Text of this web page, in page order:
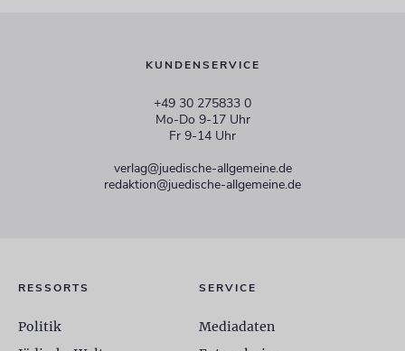
KUNDENSERVICE
+49 30 275833 0
Mo-Do 9-17 Uhr
Fr 9-14 Uhr
verlag@juedische-allgemeine.de
redaktion@juedische-allgemeine.de
RESSORTS
Politik
SERVICE
Mediadaten